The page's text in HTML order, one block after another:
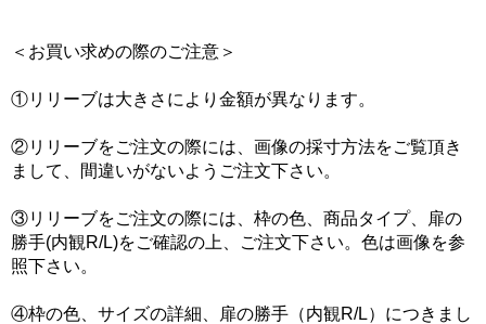
＜お買い求めの際のご注意＞
①リリーブは大きさにより金額が異なります。
②リリーブをご注文の際には、画像の採寸方法をご覧頂き
まして、間違いがないようご注文下さい。
③リリーブをご注文の際には、枠の色、商品タイプ、扉の
勝手(内観R/L)をご確認の上、ご注文下さい。色は画像を参
照下さい。
④枠の色、サイズの詳細、扉の勝手（内観R/L）につきまし